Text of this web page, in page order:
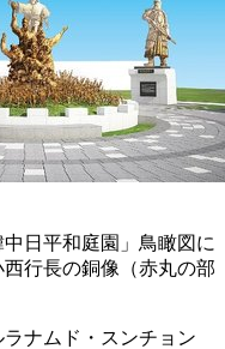
日平和庭園」鳥瞰図に
行長の銅像（赤丸の部
ナムド・スンチョン